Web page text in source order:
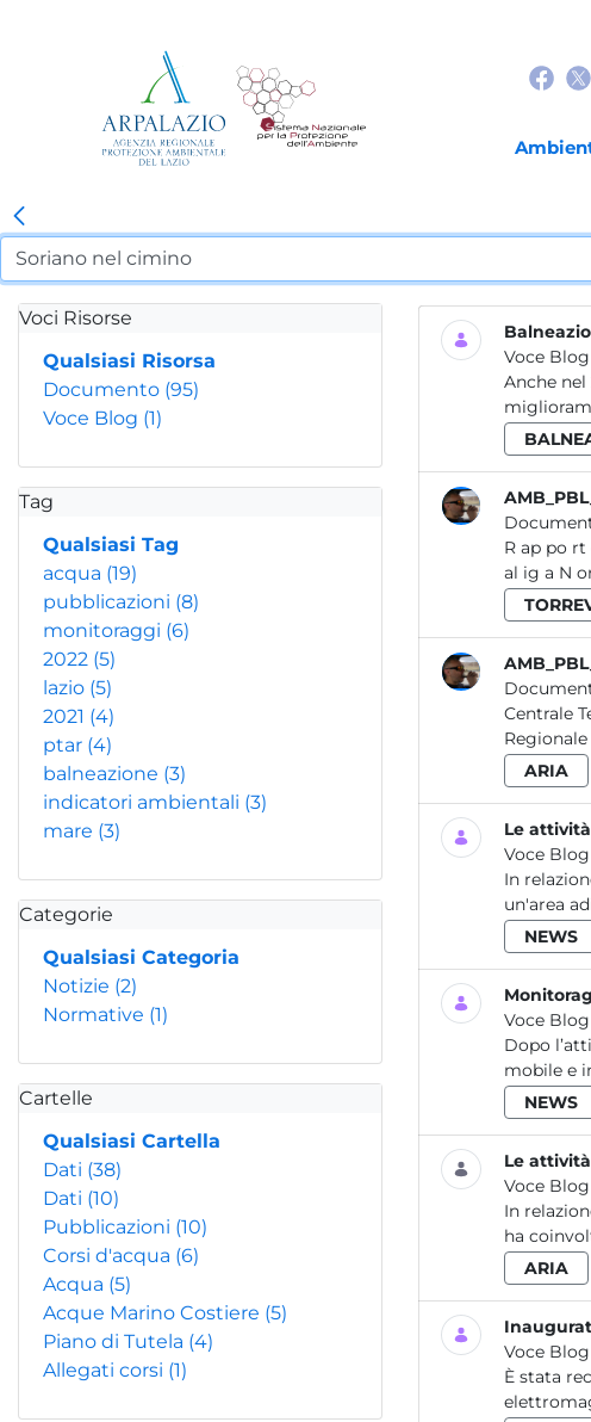
Voci Risorse
Qualsiasi Risorsa
Documento (95)
Voce Blog (1)
Tag
Qualsiasi Tag
acqua (19)
pubblicazioni (8)
monitoraggi (6)
2022 (5)
lazio (5)
2021 (4)
ptar (4)
balneazione (3)
indicatori ambientali (3)
mare (3)
Categorie
Qualsiasi Categoria
Notizie (2)
Normative (1)
Cartelle
Qualsiasi Cartella
Dati (38)
Dati (10)
Pubblicazioni (10)
Corsi d'acqua (6)
Acqua (5)
Acque Marino Costiere (5)
Piano di Tutela (4)
Allegati corsi (1)
Voce Blog
Anche
R ap po rt o 20 10 O SS E R VA T O R IO A M B IE N T A L E C en tr al e Te rm oe le tt ri ca E N EL - C iv ita ve cc hi a T or re va ld
Centrale
ARIA
Le
Voce Blog
In
un'area
NEWS
Voce Blog
Dopo
mobile e
NEWS
Le
Voce Blog
In
ha
ARIA
Voce Blog
È stata